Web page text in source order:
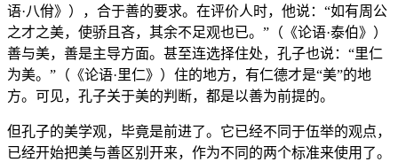
语·八佾》），合于善的要求。在评价人时，他说：“如有周公
之才之美，使骄且吝，其余不足观也已。”（《论语·泰伯》）
善与美，善是主导方面。甚至连选择住处，孔子也说：“里仁
为美。”（《论语·里仁》）住的地方，有仁德才是“美”的地
方。可见，孔子关于美的判断，都是以善为前提的。
但孔子的美学观，毕竟是前进了。它已经不同于伍举的观点，
已经开始把美与善区别开来，作为不同的两个标准来使用了。